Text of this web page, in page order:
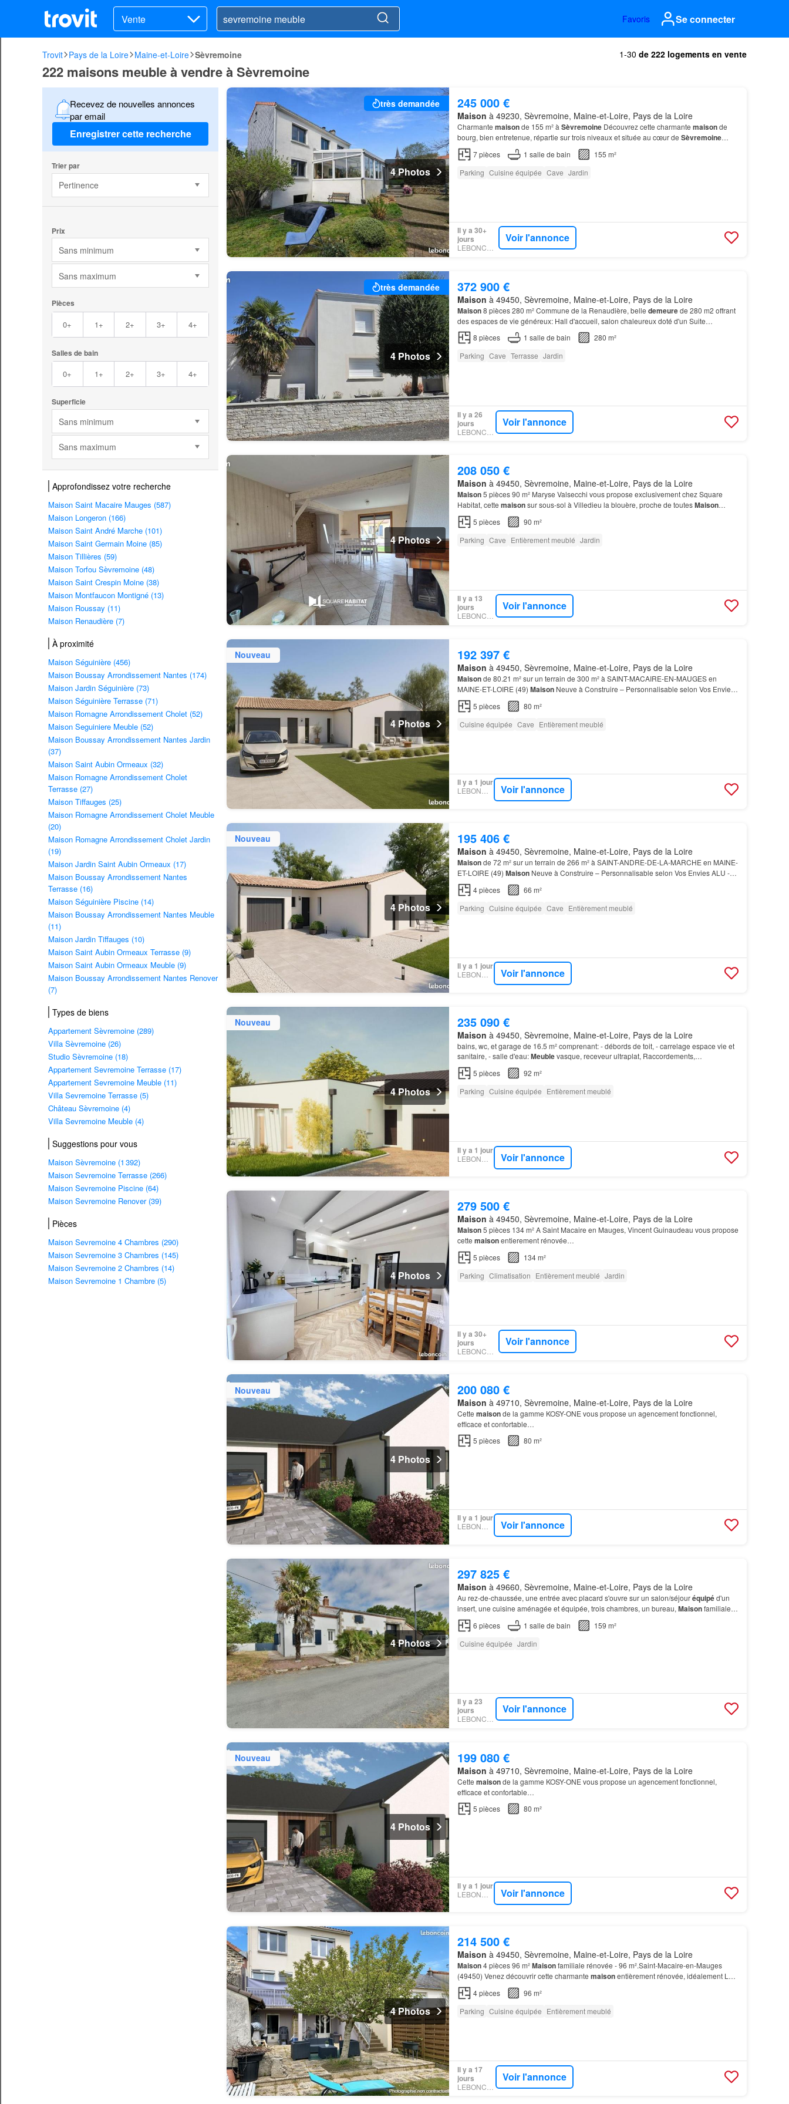
Vente Favoris Se connecter
Trovit Pays de la Loire Maine-et-Loire Sèvremoine 1-30 de 222 logements en vente
222 maisons meuble à vendre à Sèvremoine
Recevez de nouvelles annonces
par email
Enregistrer cette recherche
Trier par
Pertinence
Prix
Sans minimum
Sans maximum
Pièces
0+ 1+ 2+ 3+ 4+
Salles de bain
0+ 1+ 2+ 3+ 4+
Superficie
Sans minimum
Sans maximum
Approfondissez votre recherche
Maison Saint Macaire Mauges (587)
Maison Longeron (166)
Maison Saint André Marche (101)
Maison Saint Germain Moine (85)
Maison Tillières (59)
Maison Torfou Sèvremoine (48)
Maison Saint Crespin Moine (38)
Maison Montfaucon Montigné (13)
Maison Roussay (11)
Maison Renaudière (7)
À proximité
Maison Séguinière (456)
Maison Boussay Arrondissement Nantes (174)
Maison Jardin Séguinière (73)
Maison Séguinière Terrasse (71)
Maison Romagne Arrondissement Cholet (52)
Maison Seguiniere Meuble (52)
Maison Boussay Arrondissement Nantes Jardin
(37)
Maison Saint Aubin Ormeaux (32)
Maison Romagne Arrondissement Cholet
Terrasse (27)
Maison Tiffauges (25)
Maison Romagne Arrondissement Cholet Meuble
(20)
Maison Romagne Arrondissement Cholet Jardin
(19)
Maison Jardin Saint Aubin Ormeaux (17)
Maison Boussay Arrondissement Nantes
Terrasse (16)
Maison Séguinière Piscine (14)
Maison Boussay Arrondissement Nantes Meuble
(11)
Maison Jardin Tiffauges (10)
Maison Saint Aubin Ormeaux Terrasse (9)
Maison Saint Aubin Ormeaux Meuble (9)
Maison Boussay Arrondissement Nantes Renover
(7)
Types de biens
Appartement Sèvremoine (289)
Villa Sèvremoine (26)
Studio Sèvremoine (18)
Appartement Sevremoine Terrasse (17)
Appartement Sevremoine Meuble (11)
Villa Sevremoine Terrasse (5)
Château Sèvremoine (4)
Villa Sevremoine Meuble (4)
Suggestions pour vous
Maison Sèvremoine (1 392)
Maison Sevremoine Terrasse (266)
Maison Sevremoine Piscine (64)
Maison Sevremoine Renover (39)
Pièces
Maison Sevremoine 4 Chambres (290)
Maison Sevremoine 3 Chambres (145)
Maison Sevremoine 2 Chambres (14)
Maison Sevremoine 1 Chambre (5)
très demandée
4 Photos
245 000 €
Maison à 49230, Sèvremoine, Maine-et-Loire, Pays de la Loire
Charmante maisonde 155 m² à SèvremoineDécouvrez cette charmante maisonde
bourg, bien entretenue, répartie sur trois niveaux et située au cœur de Sèvremoine
L'entrée mène à un salon chaleureux équipé
7pièces 1 salle de bain
155 m²
Parking Cuisine équipée Cave Jardin
Il y a 30+
jours
LEBONCOIN
Voir l'annonce
très demandée
4 Photos
372 900 €
Maison à 49450, Sèvremoine, Maine-et-Loire, Pays de la Loire
Maison8 pièces 280 m² Commune de la Renaudière, belle demeurede 280 m2 offrant
des espaces de vie généreux: Hall d'accueil, salon chaleureux doté d'un Suite
parentale, dressing et salle de bain
équipé
8 pièces 1 salle de bain
280 m²
Parking Cave Terrasse Jardin
Il y a 26
jours
Voir l'annonce
4 Photos
208 050 €
Maison à 49450, Sèvremoine, Maine-et-Loire, Pays de la Loire
Maison5 pièces 90 m² Maryse Valsecchi vous propose exclusivement chez Square
Habitat, cette maisonsur sous-sol à Villedieu la blouère, proche de toutesMaison
familiale sur sous-sol offrant environ 90 m² habitables.…
5 pièces
90 m²
Parking Cave Entièrement meublé Jardin
Il y a 13
jours
Voir l'annonce
Nouveau
4 Photos
192 397 €
Maison à 49450, Sèvremoine, Maine-et-Loire, Pays de la Loire
Maisonde 80.21 m² sur un terrain de 300 m² à SAINT-MACAIRE-EN-MAUGES en
MAINE-ET-LOIRE (49) MaisonNeuve à Construire – Personnalisable selon Vos Envies
ALU -Carrelage sur toute la partie jour, Cellier, WC et salle d'eau -Pa…
5 pièces
80 m²
Cuisine équipée Cave Entièrement meublé
Il y a 1 jour
Voir l'annonce
Nouveau
4 Photos
195 406 €
Maison à 49450, Sèvremoine, Maine-et-Loire, Pays de la Loire
Maisonde 72 m² sur un terrain de 266 m² à SAINT-ANDRE-DE-LA-MARCHE en MAINE-
ET-LOIRE (49) MaisonNeuve à Construire – Personnalisable selon Vos Envies ALU -
Carrelage sur toute la partie jour, Cellier, WC et salle d'eau -Parq…
4pièces
66 m²
Parking Cuisine équipée Cave Entièrement meublé
Il y a 1 jour
Voir l'annonce
Nouveau
4 Photos
235 090 €
Maison à 49450, Sèvremoine, Maine-et-Loire, Pays de la Loire
bains, wc, et garage de 16.5 m² comprenant: - débords de toit, - carrelage espace vie et
sanitaire, - salle d'eau:Meublevasque, receveur ultraplat, Raccordements,
assainissement, viabilisation et frais de notaire compris Vo…
5 pièces
92 m²
Parking Cuisine équipée Entièrement meublé
Il y a 1 jour
Voir l'annonce
4 Photos
279 500 €
Maison à 49450, Sèvremoine, Maine-et-Loire, Pays de la Loire
Maison5 pièces 134 m² A Saint Macaire en Mauges, Vincent Guinaudeau vous propose
cette maisonentierement rénovée…
5 pièces
134 m²
Parking Climatisation Entièrement meublé Jardin
Il y a 30+
jours
Voir l'annonce
Nouveau
4 Photos
200 080 €
Maison à 49710, Sèvremoine, Maine-et-Loire, Pays de la Loire
Cette maisonde la gamme KOSY-ONE vous propose un agencement fonctionnel,
efficace et confortable…
5 pièces 80 m²
Il y a 1 jour
Voir l'annonce
4 Photos
297 825 €
Maison à 49660, Sèvremoine, Maine-et-Loire, Pays de la Loire
Au rez-de-chaussée, une entrée avec placard s'ouvre sur un salon/séjouréquipéd'un
insert, une cuisine aménagée et équipée, trois chambres, un bureau, Maisonfamiliale à
visiter sans hésiter !…
6 pièces 1 salle de bain
159 m²
Cuisine équipée Jardin
Il y a 23
jours
Voir l'annonce
Nouveau
4 Photos
199 080 €
Maison à 49710, Sèvremoine, Maine-et-Loire, Pays de la Loire
Cette maisonde la gamme KOSY-ONE vous propose un agencement fonctionnel,
efficace et confortable…
5 pièces 80 m²
Il y a 1 jour
Voir l'annonce
4 Photos
214 500 €
Maison à 49450, Sèvremoine, Maine-et-Loire, Pays de la Loire
Maison4 pièces 96 m²Maisonfamiliale rénovée - 96 m².Saint-Macaire-en-Mauges
(49450) Venez découvrir cette charmante maisonentièrement rénovée, idéalement Le
2e étage se compose d'un palier desservant trois chambres et une…
4pièces
96 m²
Parking Cuisine équipée Entièrement meublé
Il y a 17
jours
Voir l'annonce